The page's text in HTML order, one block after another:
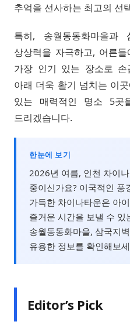
추억을 선사하는 최고의 선
특히, 송월동동화마을과
상상력을 자극하고, 어른
가장 인기 있는 장소로
아래 더욱 활기 넘치는 이
있는 매력적인 명소 5곳
드리겠습니다.
한눈에 보기
2026년 여름, 인천 차이
중이신가요? 이국적인 풍
가득한 차이나타운은 아
즐거운 시간을 보낼 수
송월동동화마을, 삼국지
유용한 정보를 확인해보
Editor’s Pick